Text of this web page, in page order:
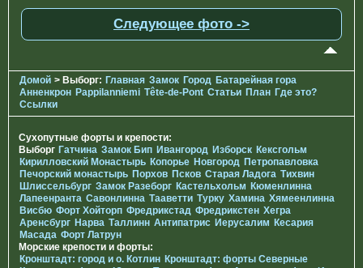
Следующее фото ->
Домой > Выборг: Главная Замок Город Батарейная гора
Анненкрон Pappilanniemi Tête-de-Pont Статьи План Где это?
Ссылки
Сухопутные форты и крепости:
Выборг Гатчина Замок Бип Ивангород Изборск Кексгольм
Кирилловский Монастырь Копорье Новгород Петропавловка
Печорcкий монастырь Порхов Псков Старая Ладога Тихвин
Шлиссельбург Замок Разеборг Кастельхольм Кюменлинна
Лапеенранта Савонлинна Тааветти Турку Хамина Хямеенлинна
Висбю Форт Хойторп Фредрикстад Фредрикстен Хегра
Аренсбург Нарва Таллинн Антипатрис Иерусалим Кесария
Масада Форт Латрун
Морские крепости и форты:
Кронштадт: город и о. Котлин Кронштадт: форты Северные